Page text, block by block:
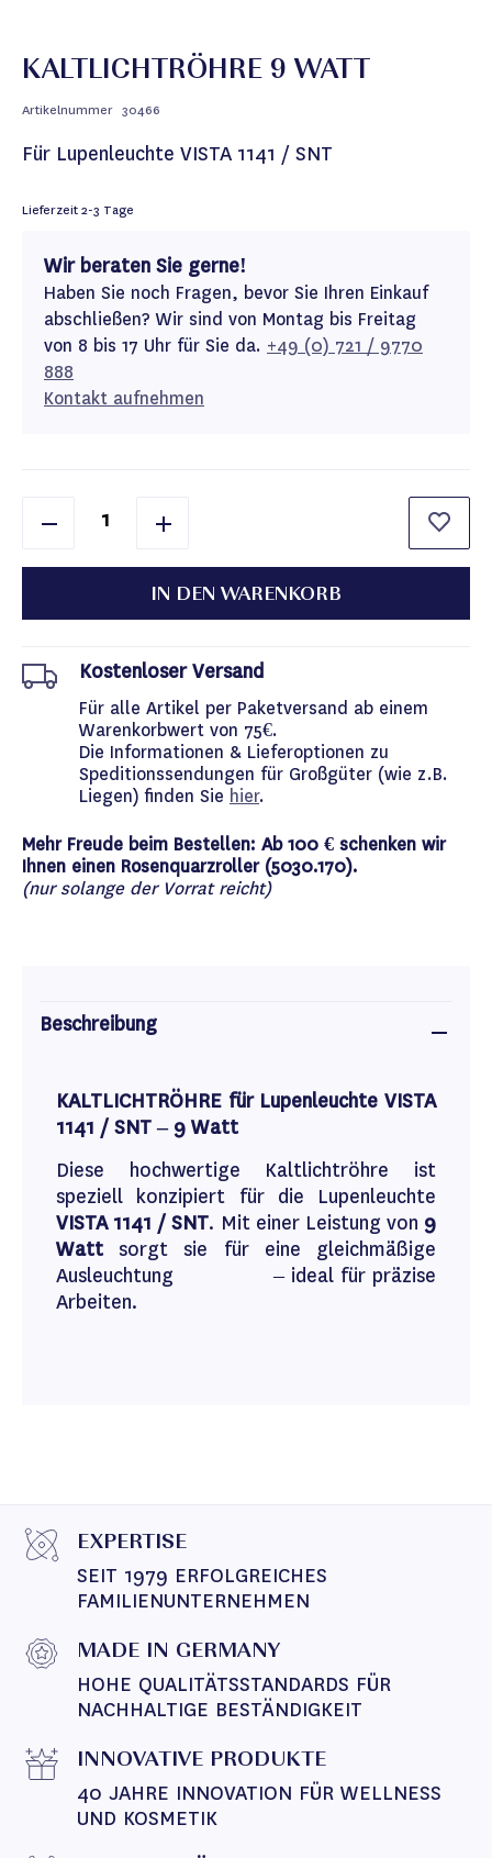
KALTLICHTRÖHRE 9 WATT
Artikelnummer 30466
Für Lupenleuchte VISTA 1141 / SNT
Lieferzeit2-3 Tage
Wir beraten Sie gerne!
Haben Sie noch Fragen, bevor Sie Ihren Einkauf
abschließen? Wir sind von Montag bis Freitag
von 8 bis 17 Uhr für Sie da. +49 (0) 721 / 9770
888
Kontakt aufnehmen
IN DEN WARENKORB
Kostenloser Versand
Für alle Artikel per Paketversand ab einem
Warenkorbwert von 75€.
Die Informationen & Lieferoptionen zu
Speditionssendungen für Großgüter (wie z.B.
Liegen) finden Sie hier.
Mehr Freude beim Bestellen: Ab 100 € schenken wir
Ihnen einen Rosenquarzroller (5030.170).
(nur solange der Vorrat reicht)
Beschreibung
KALTLICHTRÖHRE für Lupenleuchte VISTA
1141 / SNT – 9 Watt
Diese hochwertige Kaltlichtröhre ist
speziell konzipiert für die Lupenleuchte
VISTA 1141 / SNT. Mit einer Leistung von 9
Watt sorgt sie für eine gleichmäßige
Ausleuchtung – ideal für präzise
Arbeiten.
EXPERTISE
SEIT 1979 ERFOLGREICHES
FAMILIENUNTERNEHMEN
MADE IN GERMANY
HOHE QUALITÄTSSTANDARDS FÜR
NACHHALTIGE BESTÄNDIGKEIT
INNOVATIVE PRODUKTE
40 JAHRE INNOVATION FÜR WELLNESS
UND KOSMETIK